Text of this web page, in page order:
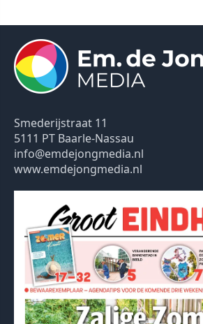
Smederijstraat 11
5111 PT Baarle-Nassau
info@emdejongmedia.nl
www.emdejongmedia.nl